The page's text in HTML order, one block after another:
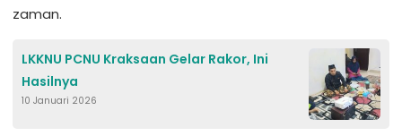
zaman.
LKKNU PCNU Kraksaan Gelar Rakor, Ini
Hasilnya
10 Januari 2026